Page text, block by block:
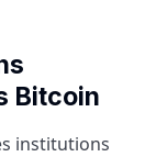
Bitcoin
institutions